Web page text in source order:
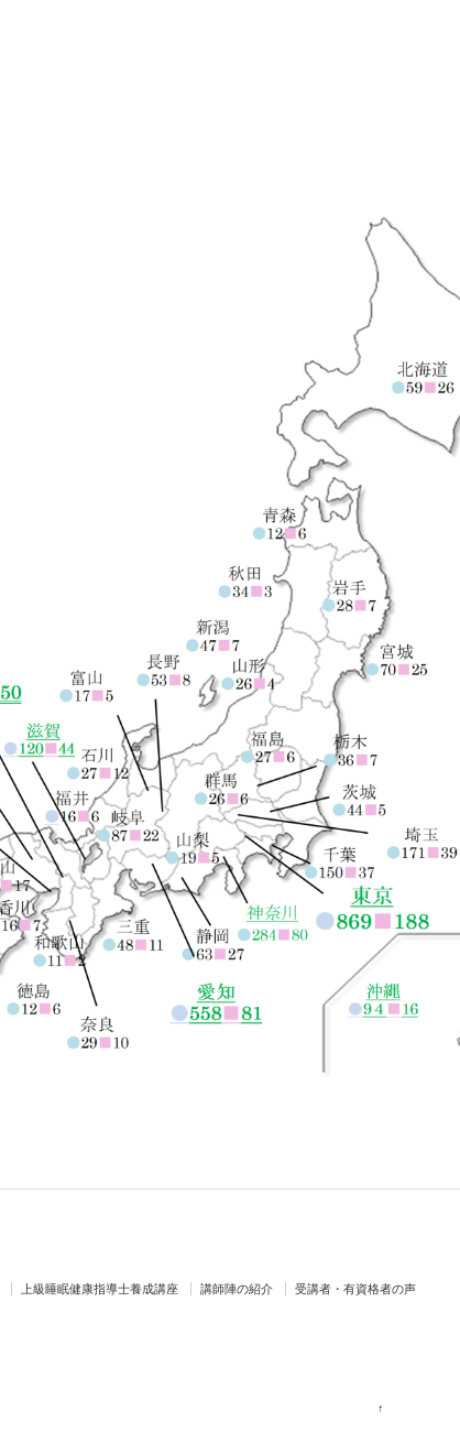
上級睡眠健康指導士養成講座 講師陣の紹介
受講者・有資格者の声
↑